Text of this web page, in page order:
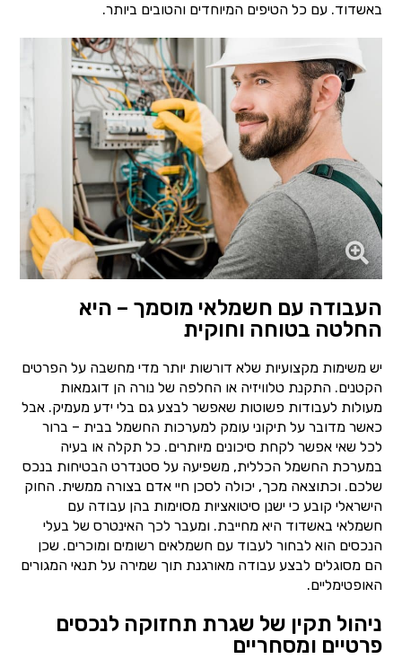
באשדוד. עם כל הטיפים המיוחדים והטובים ביותר.
העבודה עם חשמלאי מוסמך – היא
החלטה בטוחה וחוקית
יש משימות מקצועיות שלא דורשות יותר מדי מחשבה על הפרטים
הקטנים. התקנת טלוויזיה או החלפה של נורה הן דוגמאות
מעולות לעבודות פשוטות שאפשר לבצע גם בלי ידע מעמיק. אבל
כאשר מדובר על תיקוני עומק למערכות החשמל בבית – ברור
לכל שאי אפשר לקחת סיכונים מיותרים. כל תקלה או בעיה
במערכת החשמל הכללית, משפיעה על סטנדרט הבטיחות בנכס
שלכם. וכתוצאה מכך, יכולה לסכן חיי אדם בצורה ממשית. החוק
הישראלי קובע כי ישנן סיטואציות מסוימות בהן עבודה עם
חשמלאי באשדוד היא מחייבת. ומעבר לכך האינטרס של בעלי
הנכסים הוא לבחור לעבוד עם חשמלאים רשומים ומוכרים. שכן
הם מסוגלים לבצע עבודה מאורגנת תוך שמירה על תנאי המגורים
האופטימליים.
ניהול תקין של שגרת תחזוקה לנכסים
פרטיים ומסחריים